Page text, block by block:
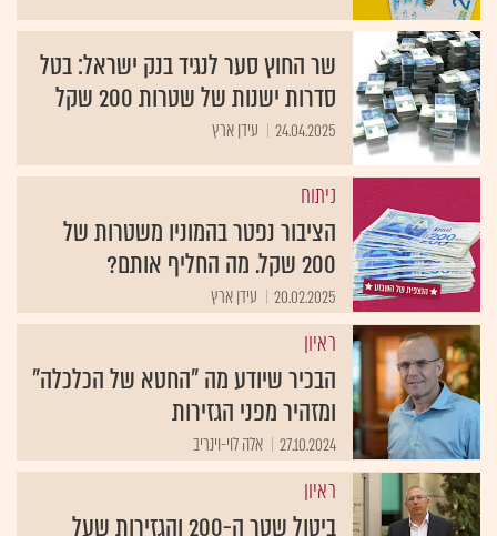
שר החוץ סער לנגיד בנק ישראל: בטל
סדרות ישנות של שטרות 200 שקל
24.04.2025 עידן ארץ
ניתוח
הציבור נפטר בהמוניו משטרות של
200 שקל. מה החליף אותם?
20.02.2025 עידן ארץ
ראיון
הבכיר שיודע מה "החטא של הכלכלה"
ומזהיר מפני הגזירות
27.10.2024 אלה לוי-וינריב
ראיון
ביטול שטר ה-200 והגזירות שעל